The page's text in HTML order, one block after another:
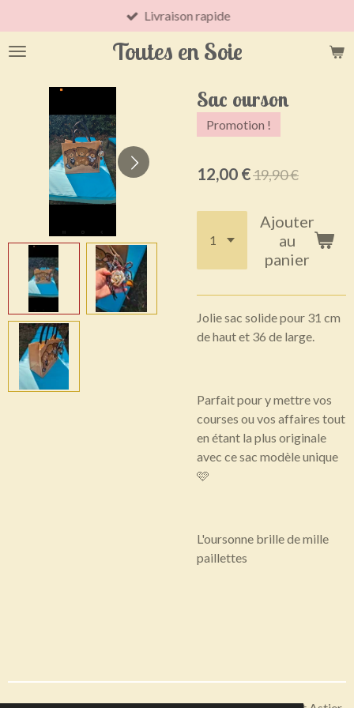
au
contenu
Toutes en Soie
Livraison rapide
Sac ourson
Promotion !
12,00 €19,90 €
Ajouter
au
panier
Jolie sac solide pour 31 cm
de haut et 36 de large.
Parfait pour y mettre vos
courses ou vos affaires tout
en étant la plus originale
avec ce sac modèle unique
🩷
L'oursonne brille de mille
paillettes